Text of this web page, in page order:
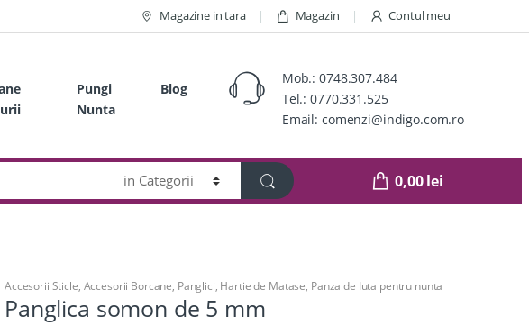
Magazine in tara Magazin Contul meu
Pungi
Nunta
Blog
Mob.:0748.307.484
Tel.:0770.331.525
Email: comenzi@indigo.com.ro
0,00lei
Accesorii Sticle, Accesorii Borcane, Panglici, Hartie de Matase, Panza de Iuta pentru nunta
Panglica somon de 5 mm